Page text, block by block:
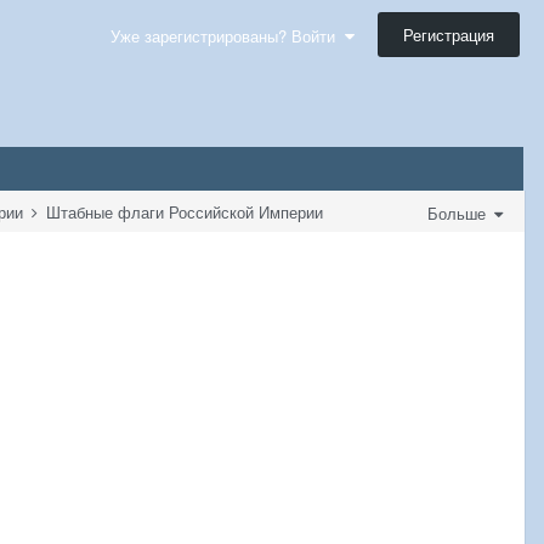
Уже зарегистрированы? Войти Регистрация
Больше
Штабные флаги Российской Империи